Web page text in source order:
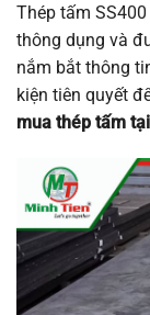
Thép tấm
thông dụng và
nắm bắt thông
kiện tiên quyết
mua thép tấm